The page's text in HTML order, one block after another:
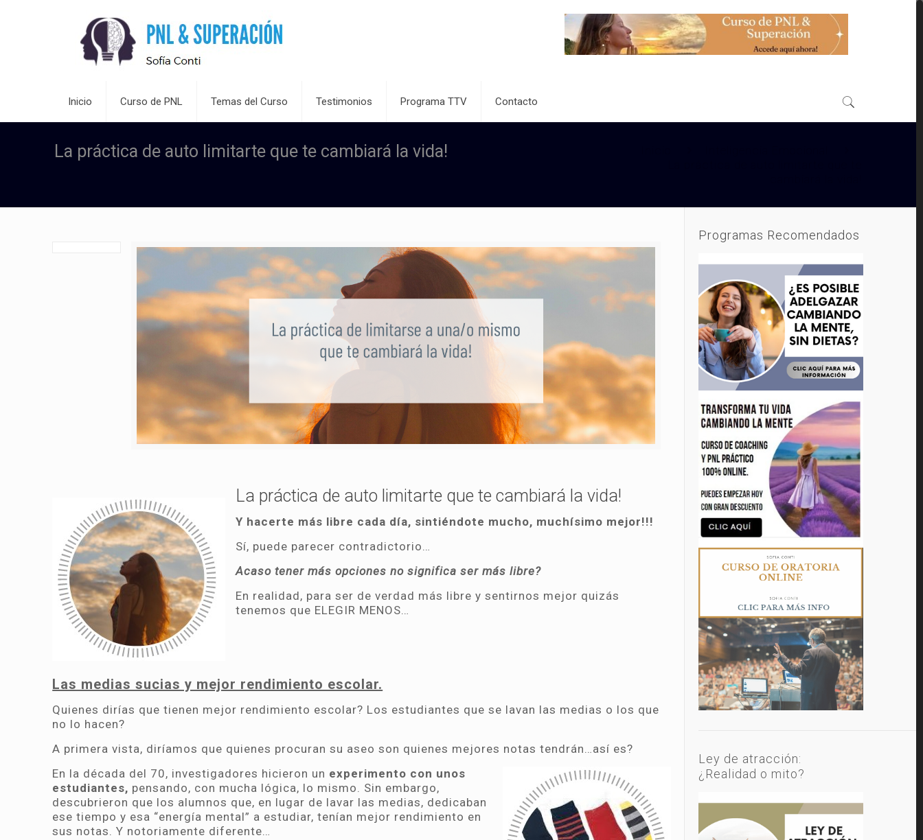
Inicio Curso de PNL Temas del Curso Testimonios Programa TTV Contacto
La práctica de auto limitarte que te cambiará la vida!
La práctica de auto limitarte que te cambiará la vida!
Y hacerte más libre cada día, sintiéndote mucho, muchísimo mejor!!!
Sí, puede parecer contradictorio…
Acaso tener más opciones no significa ser más libre?
En realidad, para ser de verdad más libre y sentirnos mejor quizás
tenemos que ELEGIR MENOS…
Las medias sucias y mejor rendimiento escolar.
Quienes dirías que tienen mejor rendimiento escolar? Los estudiantes que se lavan las medias o los que
no lo hacen?
A primera vista, diríamos que quienes procuran su aseo son quienes mejores notas tendrán…así es?
En la década del 70, investigadores hicieron un experimento con unos
estudiantes, pensando, con mucha lógica, lo mismo. Sin embargo,
descubrieron que los alumnos que, en lugar de lavar las medias, dedicaban
ese tiempo y esa “energía mental” a estudiar, tenían mejor rendimiento en
sus notas. Y notoriamente diferente…
Programas Recomendados
Ley de atracción:
¿Realidad o mito?